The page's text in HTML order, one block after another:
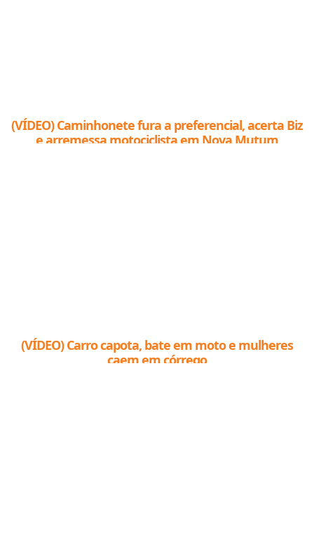
(VÍDEO) Caminhonete fura a preferencial, acerta Biz
e arremessa motociclista em Nova Mutum
(VÍDEO) Carro capota, bate em moto e mulheres
caem em córrego